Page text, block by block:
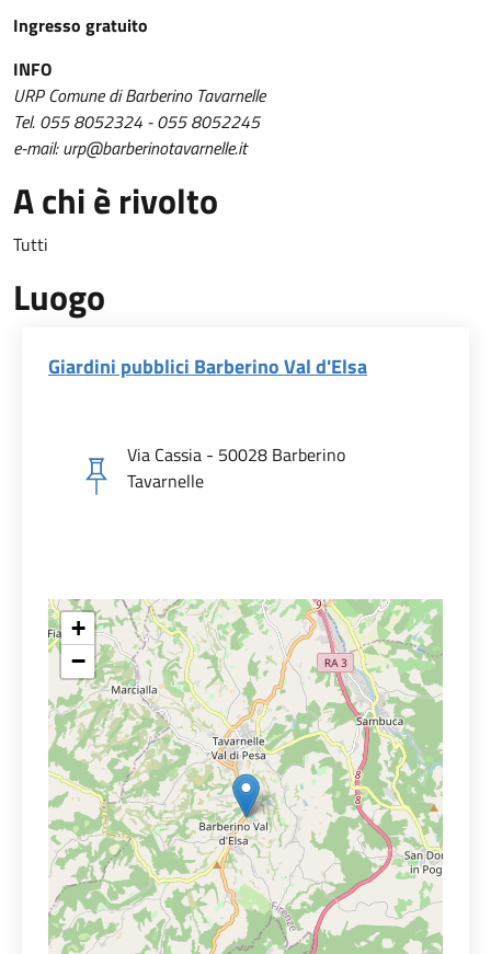
Ingresso gratuito
INFO
URP Comune di Barberino Tavarnelle
Tel. 055 8052324 - 055 8052245
e-mail: urp@barberinotavarnelle.it
A chi è rivolto
Tutti
Luogo
Giardini pubblici Barberino Val d'Elsa
Via Cassia - 50028 Barberino
Tavarnelle
+
−